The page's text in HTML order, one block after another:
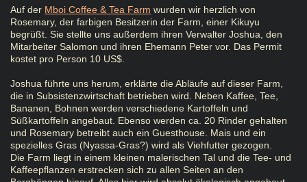
Auf der Mboi Coffee & Tea Farm wurden wir herzlich von
Rosemary, der farbigen Besitzerin der Farm, einer Kikuyu
begrüßt. Sie stellte uns außerdem ihren Verwalter Joshua, den
Mitarbeiter Salomon und ihren Ehemann Peter vor. Das Permit
kostet pro Person 10 US$.
Joshua führte uns herum, erklärte die Abläufe auf dieser Farm,
die in Subsistenzwirtschaft betrieben wird. Neben Kaffee, Tee,
Bananen, Bohnen werden verschiedene Kartoffeln und
Süßkartoffeln angebaut. Ebenso werden ca. 20 Rinder gehalten
und Rosemary betreibt auch ein Guesthouse. Mais und ein
spezielles Gras (Nyassa-Gras?) wird als Viehfutter gezogen.
Die Farm liegt in einem kleinen malerischen Tal und die Tee- und
Kaffeepflanzen erstrecken sich zu allen Seiten an den